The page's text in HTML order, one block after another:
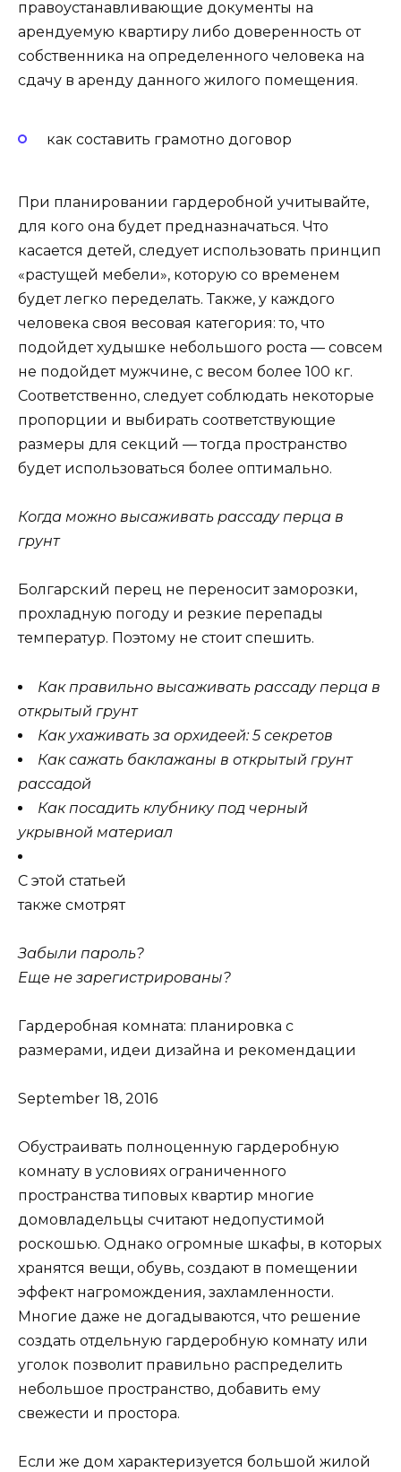
правоустанавливающие документы на
арендуемую квартиру либо доверенность от
собственника на определенного человека на
сдачу в аренду данного жилого помещения.
как составить грамотно договор
При планировании гардеробной учитывайте,
для кого она будет предназначаться. Что
касается детей, следует использовать принцип
«растущей мебели», которую со временем
будет легко переделать. Также, у каждого
человека своя весовая категория: то, что
подойдет худышке небольшого роста — совсем
не подойдет мужчине, с весом более 100 кг.
Соответственно, следует соблюдать некоторые
пропорции и выбирать соответствующие
размеры для секций — тогда пространство
будет использоваться более оптимально.
Когда можно высаживать рассаду перца в
грунт
Болгарский перец не переносит заморозки,
прохладную погоду и резкие перепады
температур. Поэтому не стоит спешить.
Как правильно высаживать рассаду перца в
открытый грунт
Как ухаживать за орхидеей: 5 секретов
Как сажать баклажаны в открытый грунт
рассадой
Как посадить клубнику под черный
укрывной материал
C этой статьей
также смотрят
Забыли пароль?
Еще не зарегистрированы?
Гардеробная комната: планировка с
размерами, идеи дизайна и рекомендации
September 18, 2016
Обустраивать полноценную гардеробную
комнату в условиях ограниченного
пространства типовых квартир многие
домовладельцы считают недопустимой
роскошью. Однако огромные шкафы, в которых
хранятся вещи, обувь, создают в помещении
эффект нагромождения, захламленности.
Многие даже не догадываются, что решение
создать отдельную гардеробную комнату или
уголок позволит правильно распределить
небольшое пространство, добавить ему
свежести и простора.
Если же дом характеризуется большой жилой